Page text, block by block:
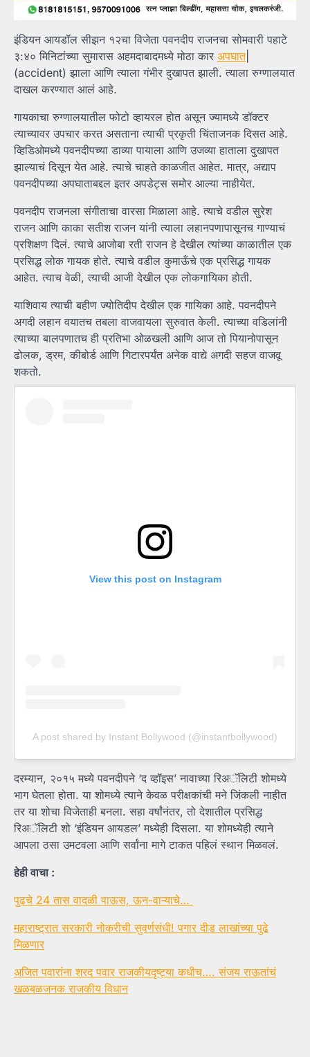
इंडियन आयडॉल सीझन १२चा विजेता पवनदीप राजनचा सोमवारी पहाटे
३:४० मिनिटांच्या सुमारास अहमदाबादमध्ये मोठा कार अपघात|
(accident) झाला आणि त्याला गंभीर दुखापत झाली. त्याला रुग्णालयात
दाखल करण्यात आलं आहे.
गायकाचा रुग्णालयातील फोटो व्हायरल होत असून ज्यामध्ये डॉक्टर
त्याच्यावर उपचार करत असताना त्याची प्रकृती चिंताजनक दिसत आहे.
व्हिडिओमध्ये पवनदीपच्या डाव्या पायाला आणि उजव्या हाताला दुखापत
झाल्याचं दिसून येत आहे. त्याचे चाहते काळजीत आहेत. मात्र, अद्याप
पवनदीपच्या अपघाताबद्दल इतर अपडेट्स समोर आल्या नाहीयेत.
पवनदीप राजनला संगीताचा वारसा मिळाला आहे. त्याचे वडील सुरेश
राजन आणि काका सतीश राजन यांनी त्याला लहानपणापासूनच गाण्याचं
प्रशिक्षण दिलं. त्याचे आजोबा रती राजन हे देखील त्यांच्या काळातील एक
प्रसिद्ध लोक गायक होते. त्याचे वडील कुमाऊँचे एक प्रसिद्ध गायक
आहेत. त्याच वेळी, त्याची आजी देखील एक लोकगायिका होती.
याशिवाय त्याची बहीण ज्योतिदीप देखील एक गायिका आहे. पवनदीपने
अगदी लहान वयातच तबला वाजवायला सुरुवात केली. त्याच्या वडिलांनी
त्याच्या बालपणातच ही प्रतिभा ओळखली आणि आज तो पियानोपासून
ढोलक, ड्रम, कीबोर्ड आणि गिटारपर्यंत अनेक वाद्ये अगदी सहज वाजवू
शकतो.
View this post on Instagram
A post shared by Instant Bollywood (@instantbollywood)
दरम्यान, २०१५ मध्ये पवनदीपने ‘द व्हॉइस’ नावाच्या रिअॅलिटी शोमध्ये
भाग घेतला होता. या शोमध्ये त्याने केवळ परीक्षकांची मने जिंकली नाहीत
तर या शोचा विजेताही बनला. सहा वर्षांनंतर, तो देशातील प्रसिद्ध
रिअॅलिटी शो ‘इंडियन आयडल’ मध्येही दिसला. या शोमध्येही त्याने
आपला ठसा उमटवला आणि सर्वांना मागे टाकत पहिलं स्थान मिळवलं.
हेही वाचा :
पुढचे 24 तास वादळी पाऊस, ऊन-वाऱ्याचे…
महाराष्ट्रात सरकारी नोकरीची सुवर्णसंधी! पगार दीड लाखांच्या पुढे
मिळणार
अजित पवारांना शरद पवार राजकीयदृष्ट्या कधीच…. संजय राऊतांचं
खळबळजनक राजकीय विधान